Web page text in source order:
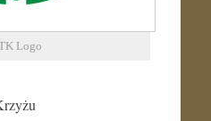
Logo